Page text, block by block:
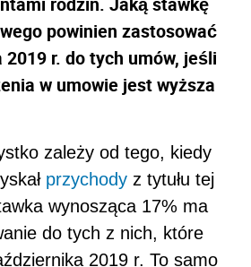
powinien zastosować
r. do tych umów, jeśli
w umowie jest wyższa
zależy od tego, kiedy
przychody z tytułu tej
wynosząca 17% ma
do tych z nich, które
2019 r. To samo